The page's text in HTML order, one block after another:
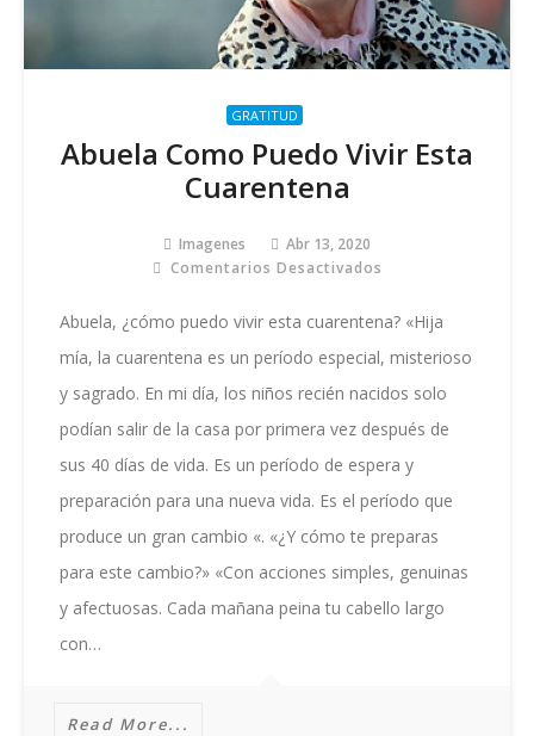
GRATITUD
Abuela Como Puedo Vivir Esta
Cuarentena
Imagenes
Abr 13, 2020
Comentarios Desactivados
Como
Puedo
Vivir
Esta
Abuela, ¿cómo puedo vivir esta cuarentena? «Hija
mía, la cuarentena es un período especial, misterioso
y sagrado. En mi día, los niños recién nacidos solo
podían salir de la casa por primera vez después de
sus 40 días de vida. Es un período de espera y
preparación para una nueva vida. Es el período que
produce un gran cambio «. «¿Y cómo te preparas
para este cambio?» «Con acciones simples, genuinas
y afectuosas. Cada mañana peina tu cabello largo
con…
Read More...